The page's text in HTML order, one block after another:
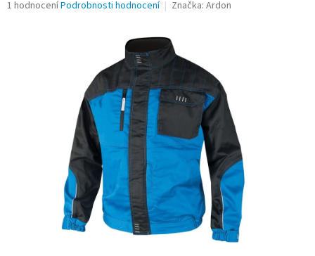
Průměrné
1 hodnoceníPodrobnosti hodnocení Značka: Ardon